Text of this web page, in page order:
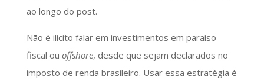
ao longo do post.
Não é ilícito falar em investimentos em paraíso
fiscal ou offshore, desde que sejam declarados no
imposto de renda brasileiro. Usar essa estratégia é